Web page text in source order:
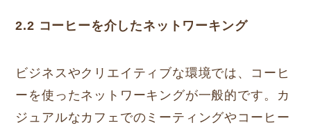
2.2 コーヒーを介したネットワーキング
ビジネスやクリエイティブな環境では、コーヒ
ーを使ったネットワーキングが一般的です。カ
ジュアルなカフェでのミーティングやコーヒー